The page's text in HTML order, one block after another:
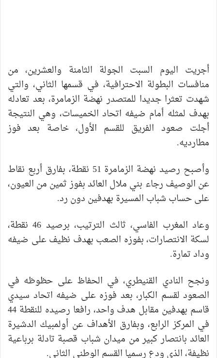
أجريت اليوم السبت الجولة الثامنة والعشرين، من
منافسات البطولة الاحترافية، في قسمها الثاني، والتي
شهدت تعثرا جديدا للمتصدر نهضة الزمامرة، بعد تعادله
بهدف لمثله أمام ضيفه اتحاد الخميسات، وهي النتيجة
أجلت صعود الفريق للقسم الأول، خاصة بعد فوز
مطارديه.
وأصبح رصيد نهضة الزمامرة 51 نقطة، بفارق أربع نقاط
عن الوصيف رجاء بني ملال العائد بفوز ثمين من العيون،
على حساب شباب المسيرة بهدفين دون رد.
وعاد المغرب الفاسي، ثالث الترتيب، برصيد 46 نقطة،
لسكة الانتصارات، بفوزه الصعب بهدف نظيف على ضيفه
وداد تمارة.
ونجح النادي القنيطري، في الحفاظ على حظوظه في
الصعود لقسم الكبار، بعد فوزه على ضيفه اتحاد سيدي
قاسم بهدفين مقابل هدف واحد، رافعا رصيده للنقطة 44
في المركز الرابع، وبفارق الأهداف عن أولمبيك الدشيرة
العائد بانتصار كبير من ميدان شباب قصبة تادلة برباعية
نظيفة، الذي ودع رسميا القسم الوطني الثاني.